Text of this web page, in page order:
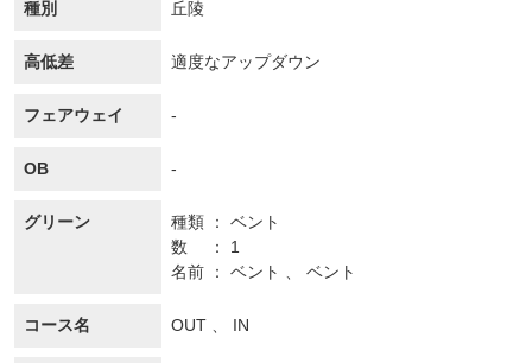
種別 丘陵
高低差 適度なアップダウン
フェアウェイ -
OB -
グリーン 種類
ベント
数
1
名前
ベント 、 ベント
コース名 OUT 、 IN